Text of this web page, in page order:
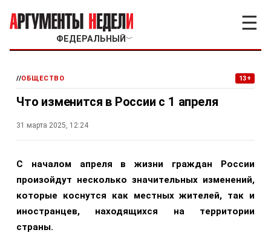
ФЕДЕРАЛЬНЫЙ ﹀
☰
//ОБЩЕСТВО 13+
Что изменится в России с 1 апреля
31 марта 2025, 12:24
С началом апреля в жизни граждан России
произойдут несколько значительных изменений,
которые коснутся как местных жителей, так и
иностранцев, находящихся на территории
страны.